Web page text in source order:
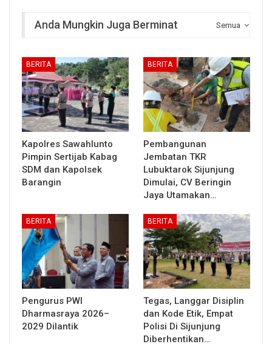
Semua
Anda Mungkin Juga Berminat
BERITA
Kapolres Sawahlunto
Pimpin Sertijab Kabag
SDM dan Kapolsek
Barangin
BERITA
Pembangunan
Jembatan TKR
Lubuktarok Sijunjung
Dimulai, CV Beringin
Jaya Utamakan…
BERITA
Pengurus PWI
Dharmasraya 2026–
2029 Dilantik
BERITA
Tegas, Langgar Disiplin
dan Kode Etik, Empat
Polisi Di Sijunjung
Diberhentikan…